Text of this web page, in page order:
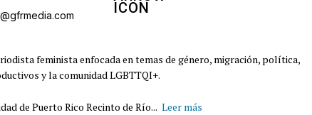
feminista enfocada en temas de género, migración, política,
y la comunidad LGBTTQI+.
de Puerto Rico Recinto de Río... Leer más